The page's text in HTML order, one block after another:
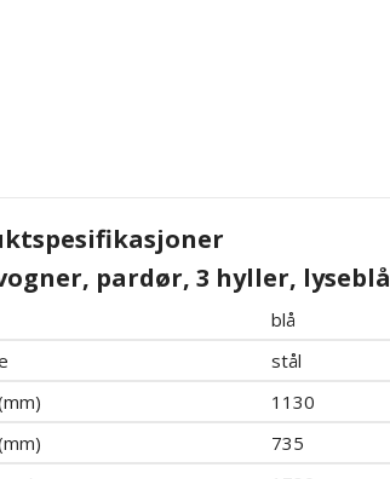
pardør, 3 hyller, lyseblå
blå
stål
1130
735